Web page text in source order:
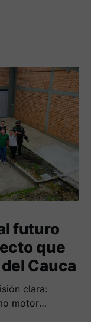
futuro
que
Cauca
clara:
motor